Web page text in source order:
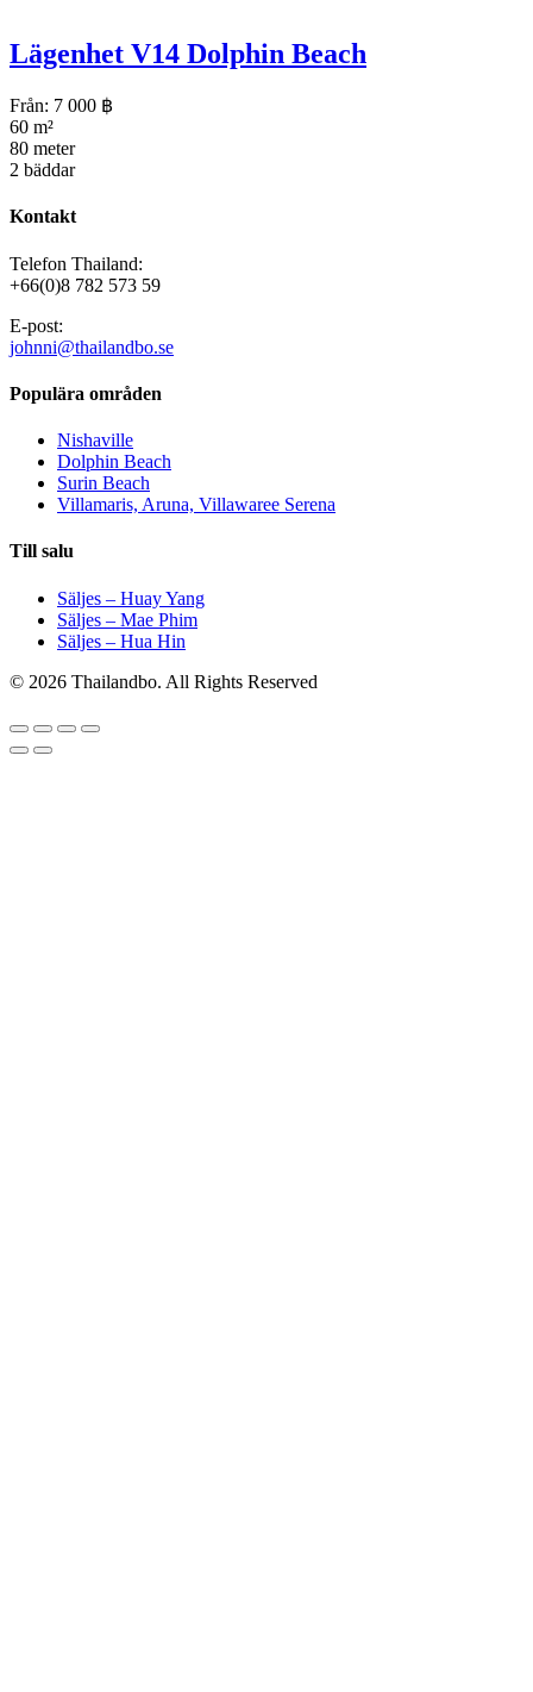
Lägenhet V14 Dolphin Beach
Från: 7 000 ฿
60 m²
80 meter
2 bäddar
Kontakt
Telefon Thailand:
+66(0)8 782 573 59
E-post:
johnni@thailandbo.se
Populära områden
Nishaville
Dolphin Beach
Surin Beach
Villamaris, Aruna, Villawaree Serena
Till salu
Säljes – Huay Yang
Säljes – Mae Phim
Säljes – Hua Hin
© 2026 Thailandbo. All Rights Reserved